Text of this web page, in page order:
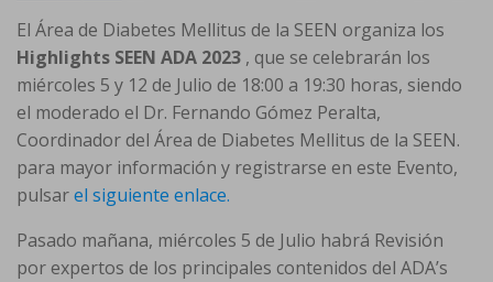
El Área de Diabetes Mellitus de la SEEN organiza los
Highlights SEEN ADA 2023 , que se celebrarán los
miércoles 5 y 12 de Julio de 18:00 a 19:30 horas, siendo
el moderado el Dr. Fernando Gómez Peralta,
Coordinador del Área de Diabetes Mellitus de la SEEN.
para mayor información y registrarse en este Evento,
pulsarel siguiente enlace.
Pasado mañana, miércoles 5 de Julio habrá Revisión
por expertos de los principales contenidos del ADA’s